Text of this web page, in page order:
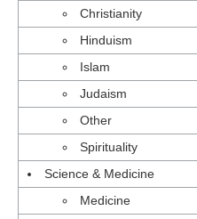
Christianity
Hinduism
Islam
Judaism
Other
Spirituality
Science & Medicine
Medicine